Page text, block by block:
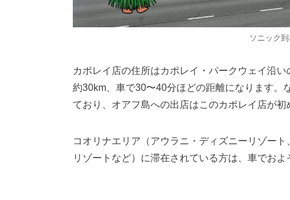
ソニック
カポレイ店の住所はカポレイ・パークウェイ沿
約30km、車で30〜40分ほどの距離になります。
ており、オアフ島への出店はこのカポレイ店が初
コオリナエリア（アウラニ・ディズニーリゾー
リゾートなど）に滞在されている方は、車でおよ